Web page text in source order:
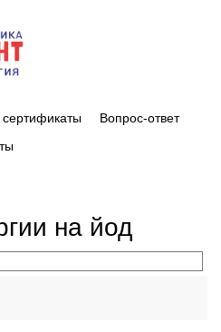
Вопрос-ответ
на йод